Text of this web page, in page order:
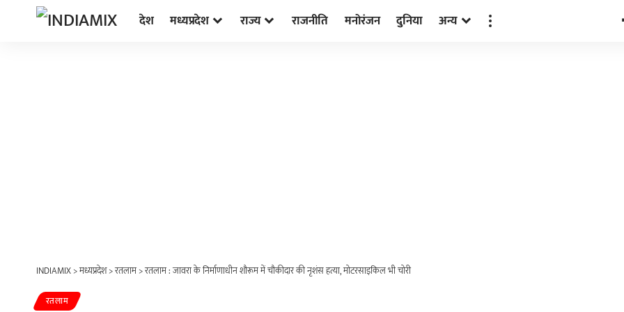
देश मध्यप्रदेश राज्य राजनीति मनोरंजन दुनिया अन्य
INDIAMIX>मध्यप्रदेश>रतलाम>रतलाम : जावरा के निर्माणाधीन शौरूम में चौकीदार की नृशंस हत्या, मोटरसाइकिल भी चोरी
रतलाम